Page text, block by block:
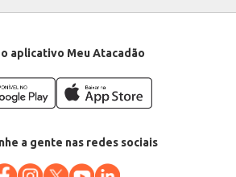
aplicativo Meu Atacadão
a gente nas redes sociais